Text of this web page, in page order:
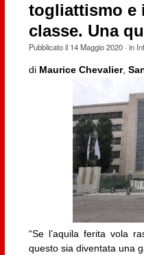
togliattismo e
classe. Una
Pubblicato il 14 Maggio 2020· in
di Maurice Chevalier,
“Se l’aquila ferita vola
questo sia diventata una